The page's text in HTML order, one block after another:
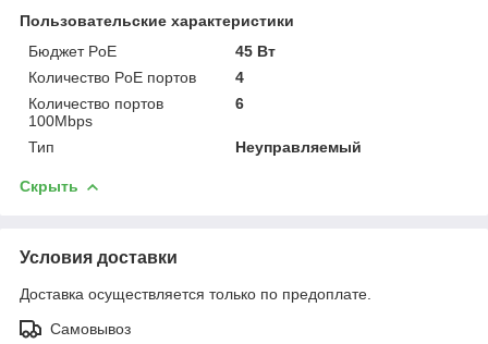
Пользовательские характеристики
Бюджет PoE
45 Вт
Количество PoE портов
4
Количество портов
100Mbps
6
Тип Неуправляемый
Скрыть
Условия доставки
Доставка осуществляется только по предоплате.
Самовывоз